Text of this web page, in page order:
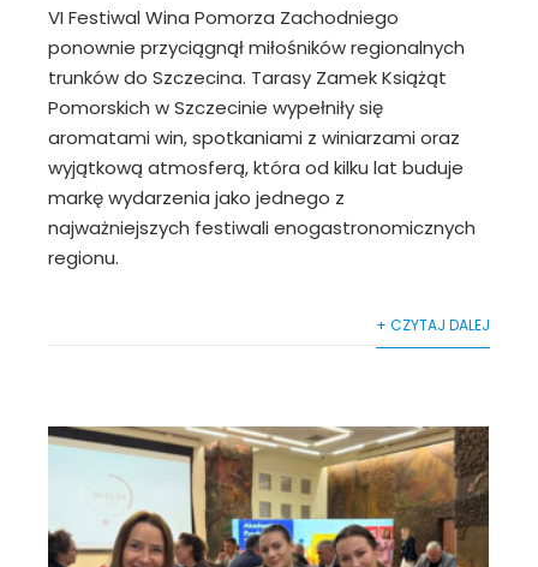
VI Festiwal Wina Pomorza Zachodniego
ponownie przyciągnął miłośników regionalnych
trunków do Szczecina. Tarasy Zamek Książąt
Pomorskich w Szczecinie wypełniły się
aromatami win, spotkaniami z winiarzami oraz
wyjątkową atmosferą, która od kilku lat buduje
markę wydarzenia jako jednego z
najważniejszych festiwali enogastronomicznych
regionu.
+ CZYTAJ DALEJ